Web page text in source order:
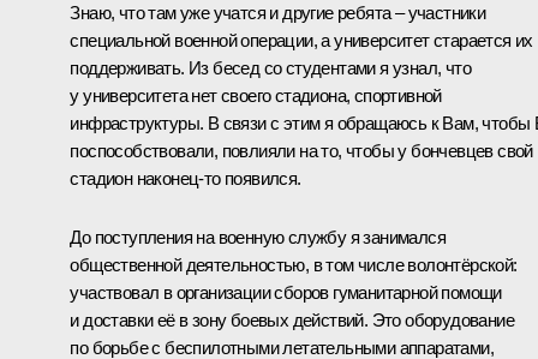
Знаю, что там уже учатся и другие ребята – участники
специальной военной операции, а университет старается их
поддерживать. Из бесед со студентами я узнал, что
у университета нет своего стадиона, спортивной
инфраструктуры. В связи с этим я обращаюсь к Вам, чтобы
поспособствовали, повлияли на то, чтобы у бончевцев свой
стадион наконец-то появился.
До поступления на военную службу я занимался
общественной деятельностью, в том числе волонтёрской:
участвовал в организации сборов гуманитарной помощи
и доставки её в зону боевых действий. Это оборудование
по борьбе с беспилотными летательными аппаратами,